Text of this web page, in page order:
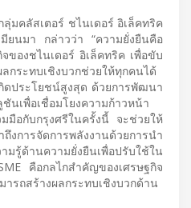
มคลัสเตอร์ ชไนเดอร์ อิเล็คทริค
ยนมา กล่าวว่า “ความยั่งยืนคือ
ของชไนเดอร์ อิเล็คทริค เพื่อขับ
กระทบเชิงบวกช่วยให้ทุกคนได้
ดประโยชน์สูงสุด ด้วยการพัฒนา
นเพื่อเชื่อมโยงความก้าวหน้า
มือกับกรุงศรีในครั้งนี้ จะช่วยให้
ารจัดการพลังงานด้วยการนำ
รู้ด้านความยั่งยืนเพื่อปรับใช้ใน
คือกลไกสำคัญของเศรษฐกิจ
รถสร้างผลกระทบเชิงบวกด้าน